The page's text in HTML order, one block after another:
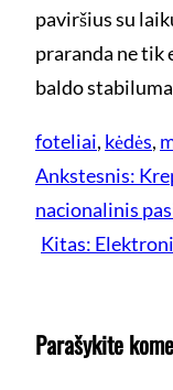
paviršius su
praranda ne tik
baldo
foteliai, kėdės,
Ankstesnis:
nacionalinis
Kitas:
Parašykite